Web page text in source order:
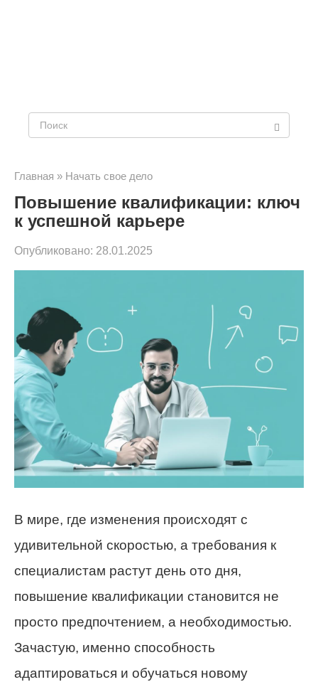
Главная » Начать свое дело
Повышение квалификации: ключ
к успешной карьере
Опубликовано: 28.01.2025
В мире, где изменения происходят с
удивительной скоростью, а требования к
специалистам растут день ото дня,
повышение квалификации становится не
просто предпочтением, а необходимостью.
Зачастую, именно способность
адаптироваться и обучаться новому